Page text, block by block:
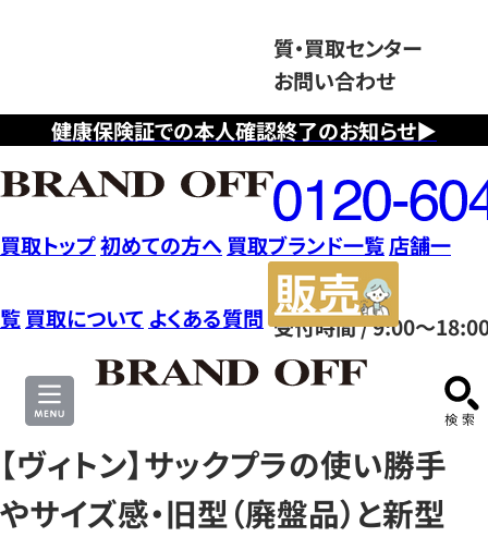
健康保険証での本人確認終了のお知らせ▶
質・買取センター
お問い合わせ
フ
リ
ー
ダ
イ
ヤ
ル
0120604117
受付時間 / 9:00～
買取トップ初めての方へ 買取ブランド一覧店舗一
覧 買取について よくある質問
サ
【ヴィトン】サックプラの使い勝手
やサイズ感・旧型（廃盤品）と新型